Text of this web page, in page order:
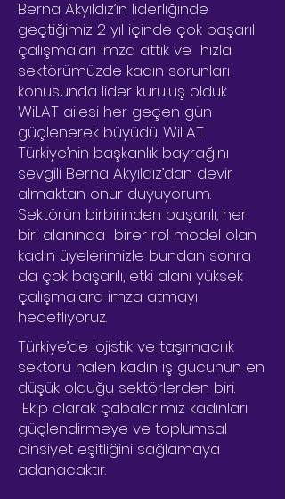
Berna Akyıldız’ın liderliğinde
geçtiğimiz 2 yıl içinde çok başarılı
çalışmaları imza attık ve hızla
sektörümüzde kadın sorunları
konusunda lider kuruluş olduk.
WiLAT ailesi her geçen gün
güçlenerek büyüdü. WiLAT
Türkiye’nin başkanlık bayrağını
sevgili Berna Akyıldız’dan devir
almaktan onur duyuyorum.
Sektörün birbirinden başarılı, her
biri alanında birer rol model olan
kadın üyelerimizle bundan sonra
da çok başarılı, etki alanı yüksek
çalışmalara imza atmayı
hedefliyoruz.
Türkiye’de lojistik ve taşımacılık
sektörü halen kadın iş gücünün en
düşük olduğu sektörlerden biri.
Ekip olarak çabalarımız kadınları
güçlendirmeye ve toplumsal
cinsiyet eşitliğini sağlamaya
adanacaktır.